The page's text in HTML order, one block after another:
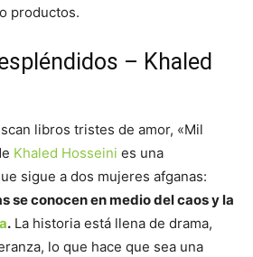
productos.
– Khaled
libros tristes de amor, «Mil
Khaled Hosseini es una
sigue a dos mujeres afganas:
se conocen en medio del caos y la
. La historia está llena de drama,
lo que hace que sea una